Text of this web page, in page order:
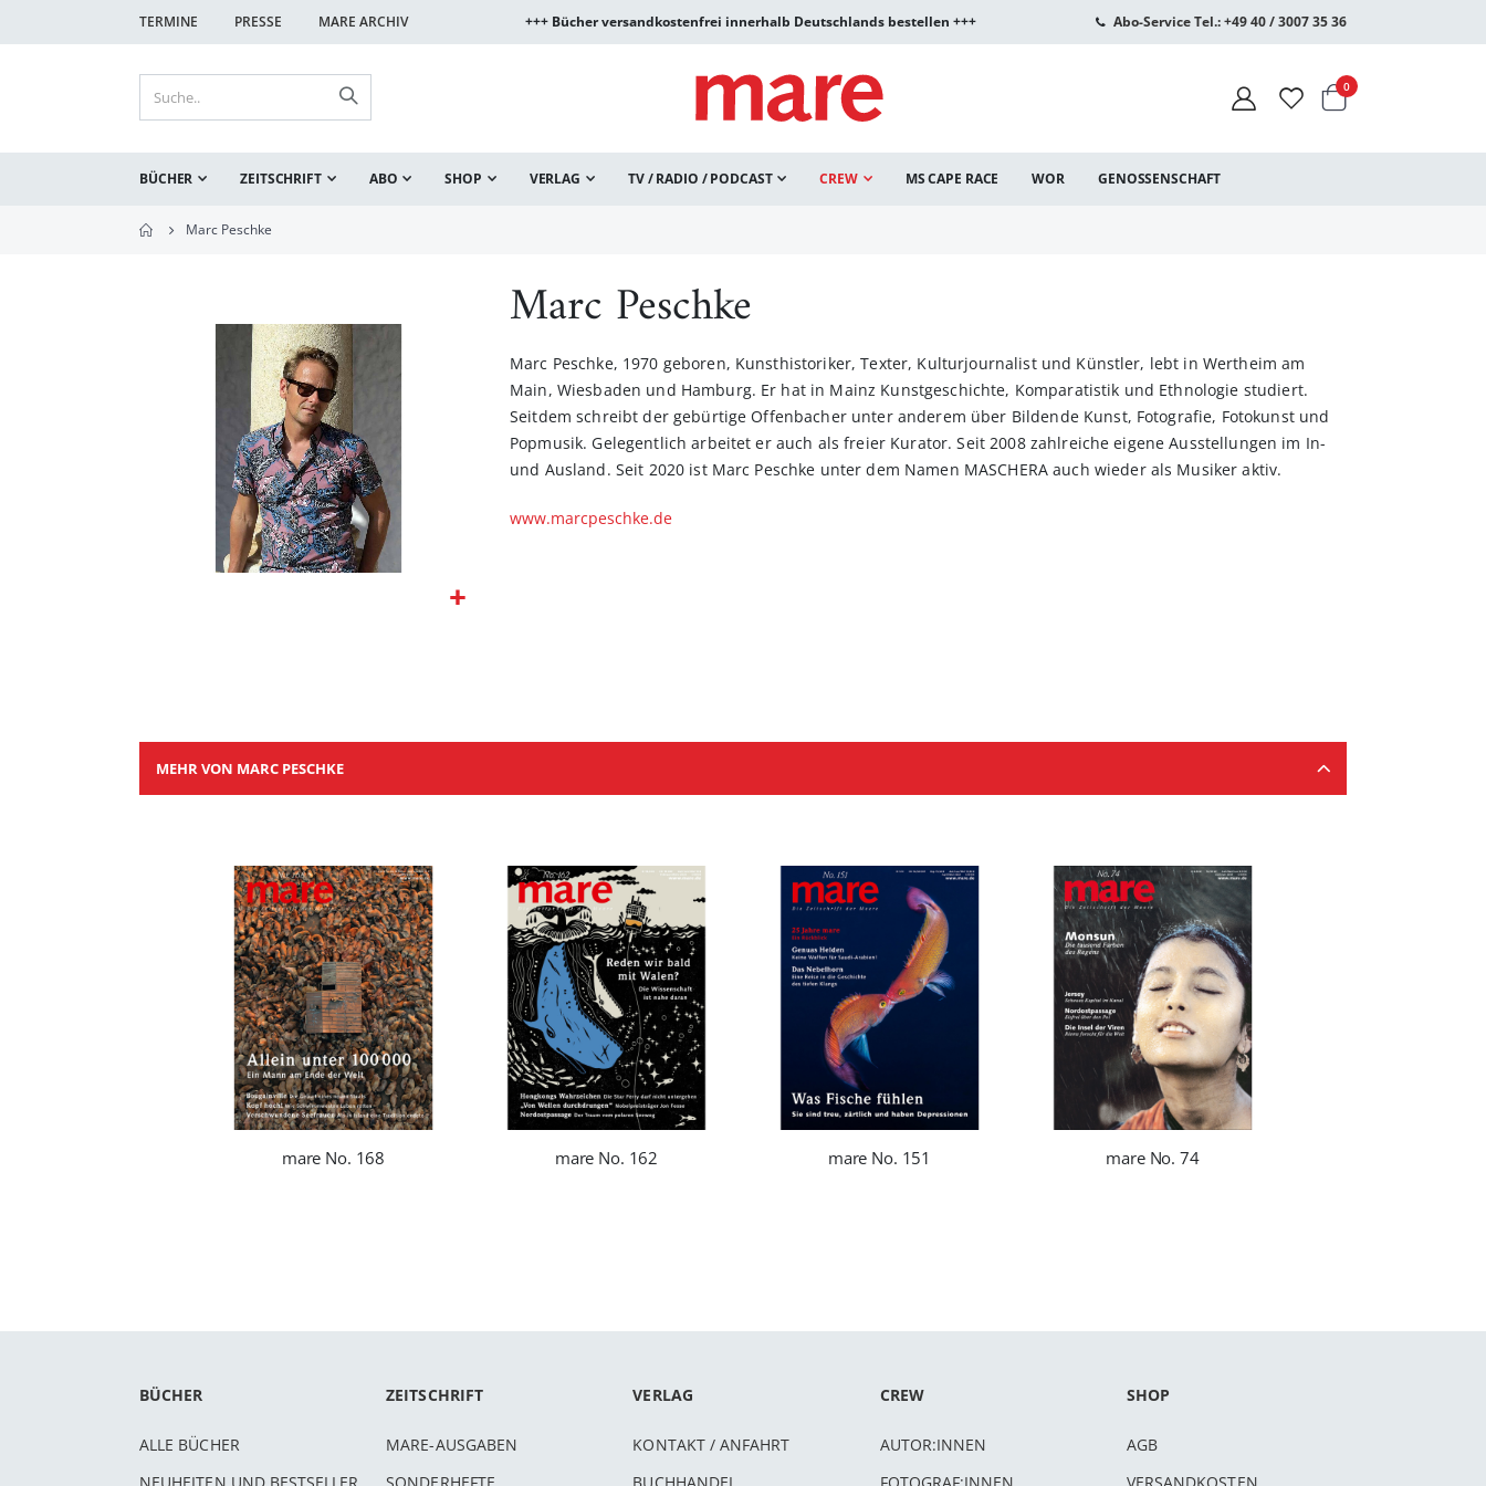
TERMINE PRESSE MARE ARCHIV +++ Bücher versandkostenfrei innerhalb Deutschlands bestellen +++ Abo-Service Tel.: +49 40 / 3007 35 36
Warenkorb
0Artikel
BÜCHER ZEITSCHRIFT ABO SHOP VERLAG TV / RADIO / PODCAST CREW MS CAPE RACE WOR GENOSSENSCHAFT
Marc Peschke
Marc Peschke
Marc Peschke, 1970 geboren, Kunsthistoriker, Texter, Kulturjournalist und Künstler, lebt in Wertheim am
Main, Wiesbaden und Hamburg. Er hat in Mainz Kunstgeschichte, Komparatistik und Ethnologie studiert.
Seitdem schreibt der gebürtige Offenbacher unter anderem über Bildende Kunst, Fotografie, Fotokunst und
Popmusik. Gelegentlich arbeitet er auch als freier Kurator. Seit 2008 zahlreiche eigene Ausstellungen im In-
und Ausland. Seit 2020 ist Marc Peschke unter dem Namen MASCHERA auch wieder als Musiker aktiv.
www.marcpeschke.de
MEHR VON MARC PESCHKE
mare No. 168 mare No. 162 mare No. 151 mare No. 74
BÜCHER
ALLE BÜCHER
ZEITSCHRIFT
MARE-AUSGABEN
VERLAG
KONTAKT / ANFAHRT
CREW
AUTOR:INNEN
SHOP
AGB